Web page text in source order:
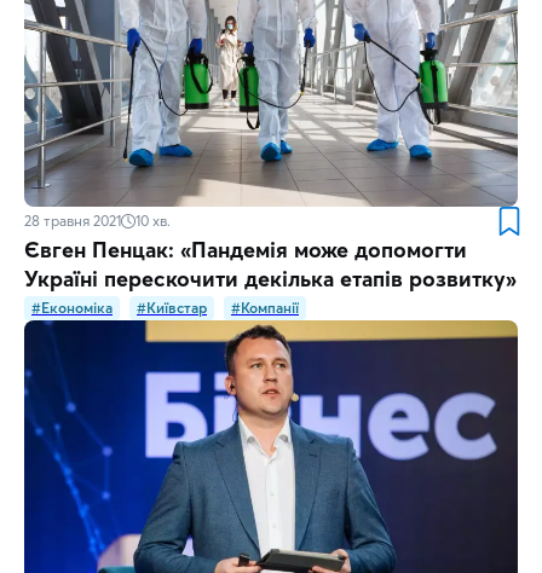
28 травня 2021 10 хв.
Євген Пенцак: «Пандемія може допомогти
Україні перескочити декілька етапів розвитку»
#Економіка #Київстар #Компанії